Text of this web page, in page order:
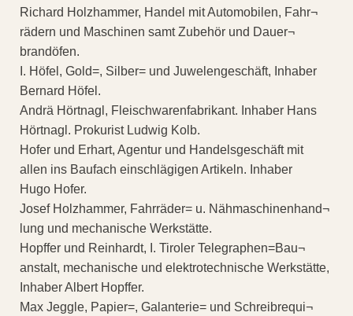
Richard Holzhammer, Handel mit Automobilen, Fahr¬
rädern und Maschinen samt Zubehör und Dauer¬
brandöfen.
I. Höfel, Gold=, Silber= und Juwelengeschäft, Inhaber
Bernard Höfel.
Andrä Hörtnagl, Fleischwarenfabrikant. Inhaber Hans
Hörtnagl. Prokurist Ludwig Kolb.
Hofer und Erhart, Agentur und Handelsgeschäft mit
allen ins Baufach einschlägigen Artikeln. Inhaber
Hugo Hofer.
Josef Holzhammer, Fahrräder= u. Nähmaschinenhand¬
lung und mechanische Werkstätte.
Hopffer und Reinhardt, I. Tiroler Telegraphen=Bau¬
anstalt, mechanische und elektrotechnische Werkstätte,
Inhaber Albert Hopffer.
Max Jeggle, Papier=, Galanterie= und Schreibrequi¬